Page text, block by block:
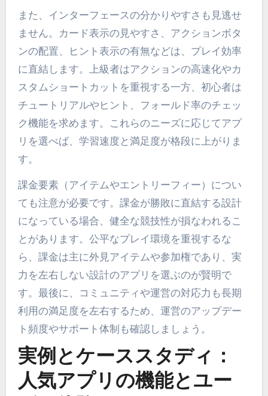
また、インターフェースの分かりやすさも見逃せ
ません。カード表示の見やすさ、アクションボタ
ンの配置、ヒント表示の有無などは、プレイ効率
に直結します。上級者はアクションの高速化やカ
スタムショートカットを重視する一方、初心者は
チュートリアルやヒント、フォールド率のチェッ
ク機能を求めます。これらのニーズに応じてアプ
リを選べば、学習速度と満足度が格段に上がりま
す。
課金要素（アイテムやエントリーフィー）につい
ても注意が必要です。課金が勝敗に直結する設計
になっている場合、健全な競技性が損なわれるこ
とがあります。公平なプレイ環境を重視するな
ら、課金は主に外見アイテムや参加権であり、実
力を左右しない設計のアプリを選ぶのが賢明で
す。最後に、コミュニティや運営の対応力も長期
利用の満足度を左右するため、運営のアップデー
ト頻度やサポート体制も確認しましょう。
実例とケーススタディ：
人気アプリの機能とユー